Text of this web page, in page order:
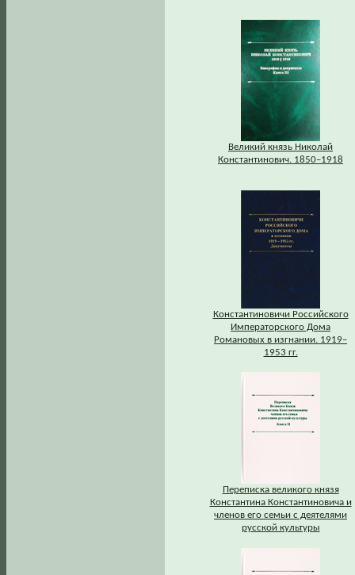
Великий князь Николай
Константинович. 1850–1918
Константиновичи Российского
Императорского Дома
Романовых в изгнании. 1919–
1953 гг.
Переписка великого князя
Константина Константиновича и
членов его семьи с деятелями
русской культуры